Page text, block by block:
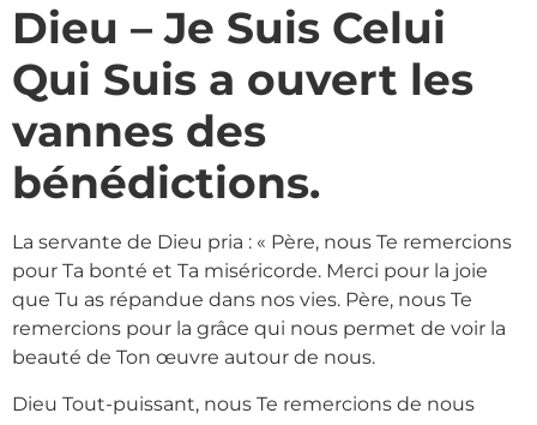
Dieu – Je Suis Celui
Qui Suis a ouvert les
vannes des
bénédictions.
La servante de Dieu pria : « Père, nous Te remercions
pour Ta bonté et Ta miséricorde. Merci pour la joie
que Tu as répandue dans nos vies. Père, nous Te
remercions pour la grâce qui nous permet de voir la
beauté de Ton œuvre autour de nous.
Dieu Tout-puissant, nous Te remercions de nous